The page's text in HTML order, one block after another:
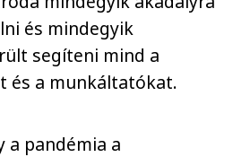
és mindegyik
segíteni mind a
és a munkáltatókat.
a pandémia a